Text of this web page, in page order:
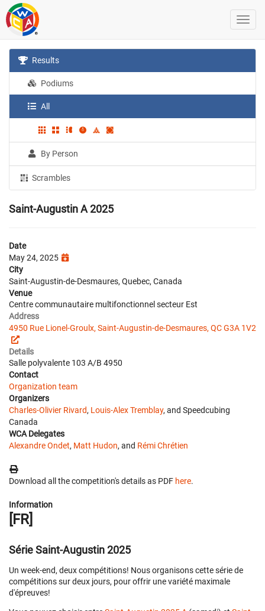
Results
Podiums
All
By Person
Scrambles
Saint-Augustin A 2025
Date
May 24, 2025
City
Saint-Augustin-de-Desmaures, Quebec, Canada
Venue
Centre communautaire multifonctionnel secteur Est
Address
4950 Rue Lionel-Groulx, Saint-Augustin-de-Desmaures, QC G3A 1V2
Details
Salle polyvalente 103 A/B 4950
Contact
Organization team
Organizers
Charles-Olivier Rivard, Louis-Alex Tremblay, and Speedcubing
Canada
WCA Delegates
Alexandre Ondet, Matt Hudon, and Rémi Chrétien
Download all the competition's details as PDF here.
Information
[FR]
Série Saint-Augustin 2025
Un week-end, deux compétitions! Nous organisons cette série de
compétitions sur deux jours, pour offrir une variété maximale
d'épreuves!